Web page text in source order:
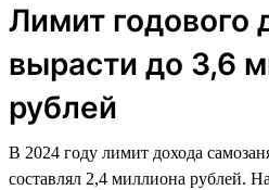
Лимит годового
вырасти до 3,6
рублей
В 2024 году лимит дохода
составлял 2,4 миллиона рублей.